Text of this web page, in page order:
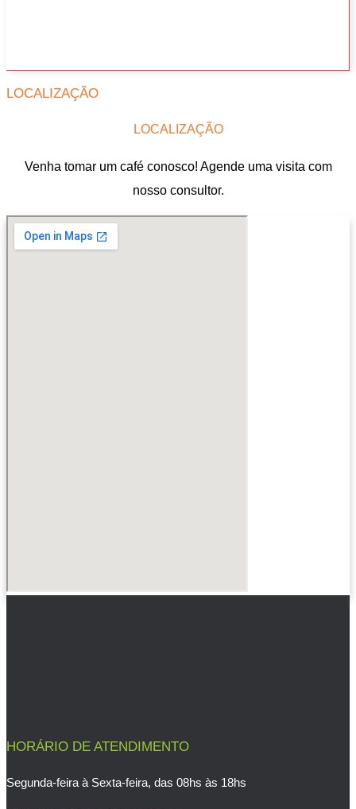
LOCALIZAÇÃO
LOCALIZAÇÃO
Venha tomar um café conosco! Agende uma visita com
nosso consultor.
HORÁRIO DE ATENDIMENTO
Segunda-feira à Sexta-feira, das 08hs às 18hs